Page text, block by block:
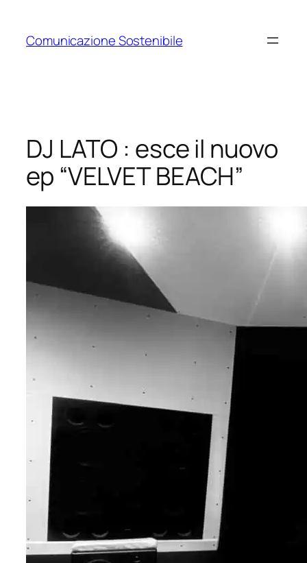
contenuto
Comunicazione Sostenibile
DJ LATO : esce il nuovo
ep “VELVET BEACH”